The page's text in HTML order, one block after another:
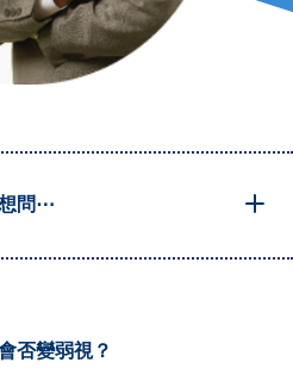
問⋯
否變弱視？